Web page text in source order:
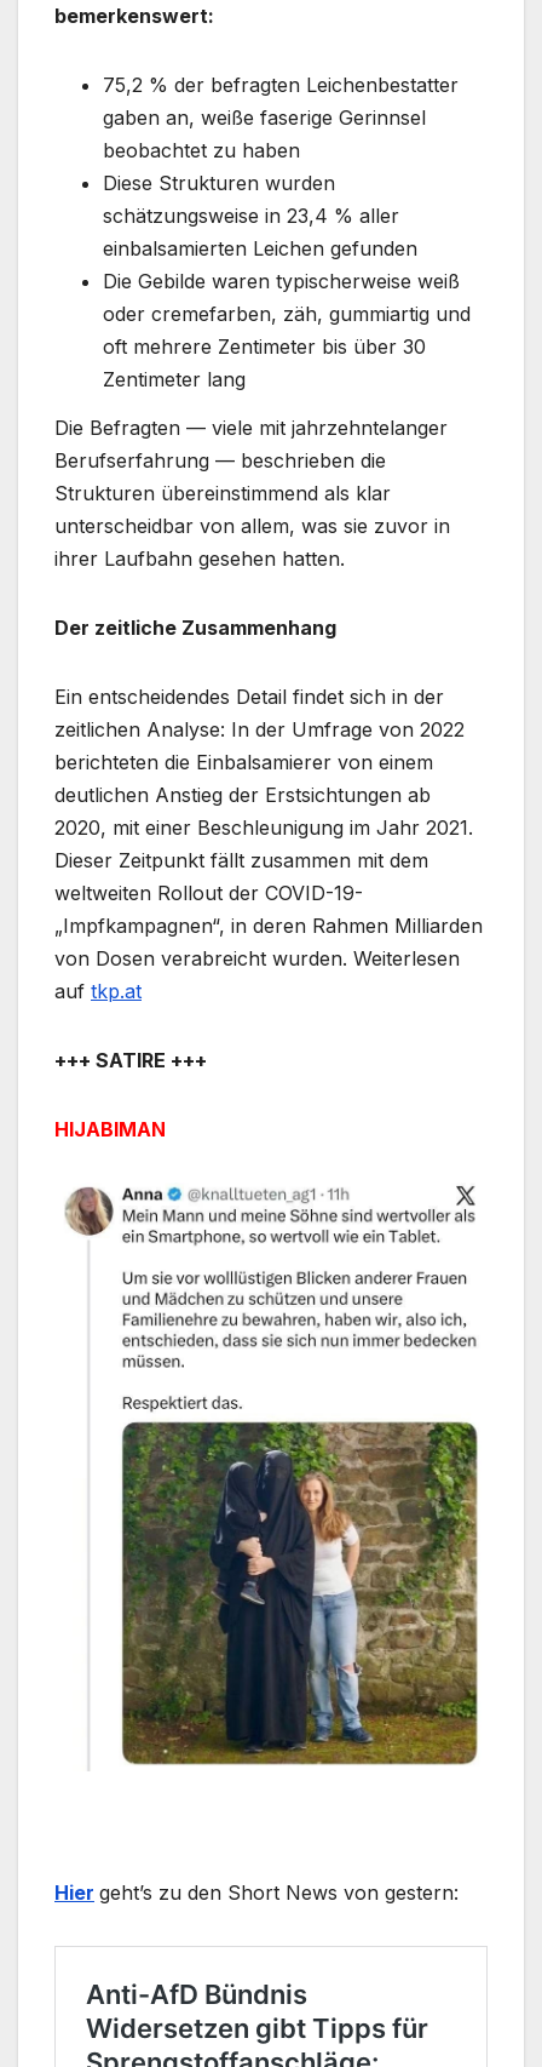
bemerkenswert:
75,2 % der befragten Leichenbestatter
gaben an, weiße faserige Gerinnsel
beobachtet zu haben
Diese Strukturen wurden
schätzungsweise in 23,4 % aller
einbalsamierten Leichen gefunden
Die Gebilde waren typischerweise weiß
oder cremefarben, zäh, gummiartig und
oft mehrere Zentimeter bis über 30
Zentimeter lang
Die Befragten — viele mit jahrzehntelanger
Berufserfahrung — beschrieben die
Strukturen übereinstimmend als klar
unterscheidbar von allem, was sie zuvor in
ihrer Laufbahn gesehen hatten.
Der zeitliche Zusammenhang
Ein entscheidendes Detail findet sich in der
zeitlichen Analyse: In der Umfrage von 2022
berichteten die Einbalsamierer von einem
deutlichen Anstieg der Erstsichtungen ab
2020, mit einer Beschleunigung im Jahr 2021.
Dieser Zeitpunkt fällt zusammen mit dem
weltweiten Rollout der COVID-19-
„Impfkampagnen“, in deren Rahmen Milliarden
von Dosen verabreicht wurden. Weiterlesen
auf tkp.at
+++ SATIRE +++
HIJABIMAN
Hier geht’s zu den Short News von gestern: